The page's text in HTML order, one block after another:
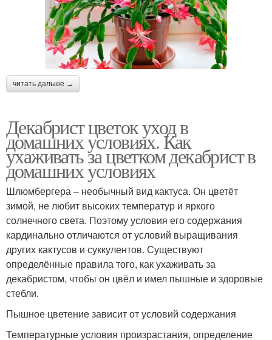
читать дальше →
Декабрист цветок уход в
домашних условиях. Как
ухаживать за цветком декабрист в
домашних условиях
Шлюмбергера – необычный вид кактуса. Он цветёт
зимой, не любит высоких температур и яркого
солнечного света. Поэтому условия его содержания
кардинально отличаются от условий выращивания
других кактусов и суккулентов. Существуют
определённые правила того, как ухаживать за
декабристом, чтобы он цвёл и имел пышные и здоровые
стебли.
Пышное цветение зависит от условий содержания
Температурные условия произрастания, определение